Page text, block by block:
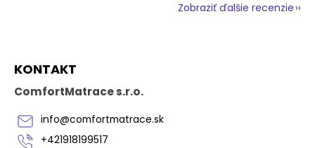
Zobraziť ďalšie recenzie
KONTAKT
ComfortMatrace s.r.o.
info@comfortmatrace.sk
+421918199517